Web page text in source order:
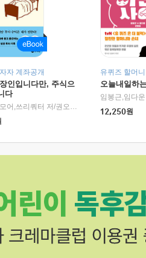
자 계좌공개
인입니다만, 주식으
다
서정,제시모어,쓰리쿼터 저/권오태,시그널리포트 편
유퀴즈 할머니
오늘내일하
임봉근,임다운
12,250원